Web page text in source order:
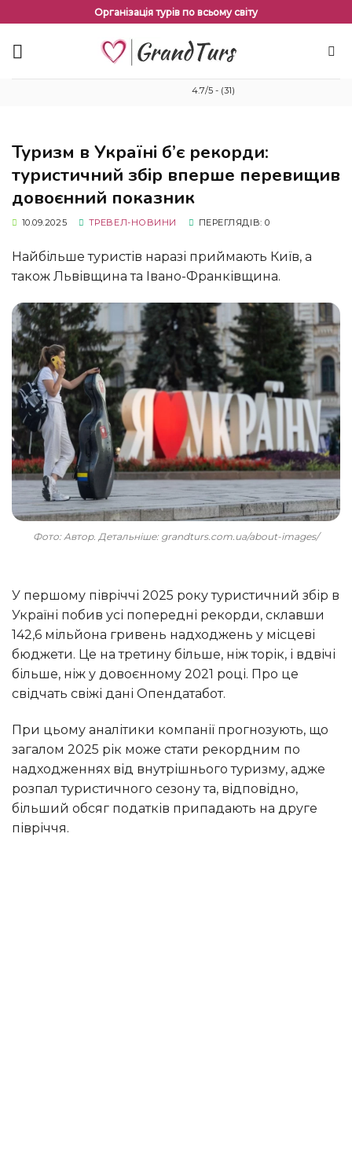
змісту
Організація турів по всьому світу
4.7/5 - (31)
Туризм в Україні б’є рекорди:
туристичний збір вперше перевищив
довоєнний показник
10.09.2025 ТРЕВЕЛ-НОВИНИ ПЕРЕГЛЯДІВ: 0
Найбільше туристів наразі приймають Київ, а
також Львівщина та Івано-Франківщина.
Фото: Автор. Детальніше: grandturs.com.ua/about-images/
У першому півріччі 2025 року туристичний збір в
Україні побив усі попередні рекорди, склавши
142,6 мільйона гривень надходжень у місцеві
бюджети. Це на третину більше, ніж торік, і вдвічі
більше, ніж у довоєнному 2021 році. Про це
свідчать свіжі дані Опендатабот.
При цьому аналітики компанії прогнозують, що
загалом 2025 рік може стати рекордним по
надходженнях від внутрішнього туризму, адже
розпал туристичного сезону та, відповідно,
більший обсяг податків припадають на друге
півріччя.